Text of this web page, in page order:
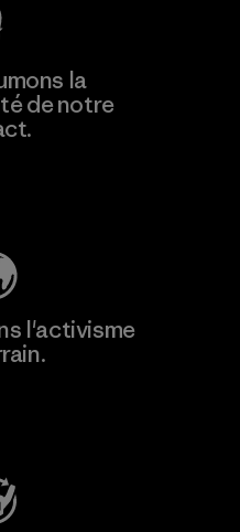
la
de notre
l'activisme